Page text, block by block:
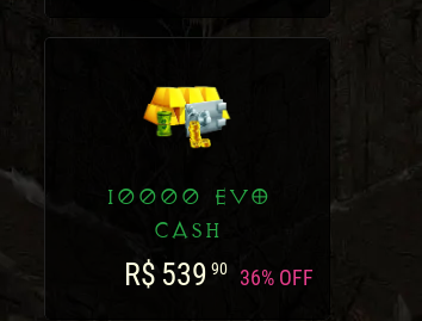
10000 EVO
CASH
R$ 539 90 36% OFF